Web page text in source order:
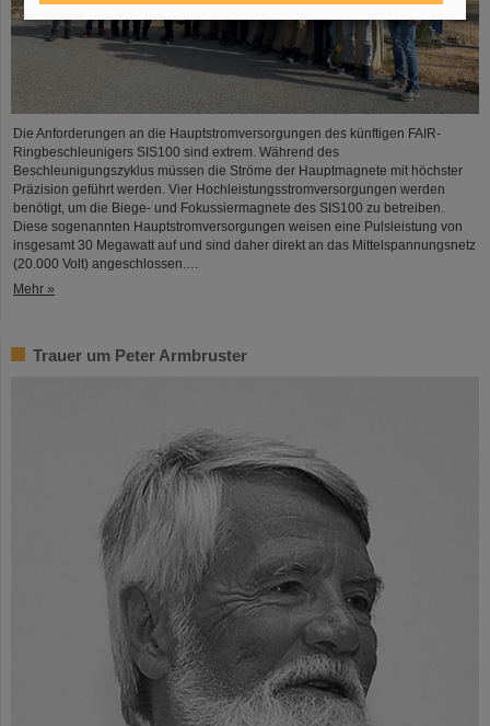
Die Anforderungen an die Hauptstromversorgungen des künftigen FAIR-
Ringbeschleunigers SIS100 sind extrem. Während des
Beschleunigungszyklus müssen die Ströme der Hauptmagnete mit höchster
Präzision geführt werden. Vier Hochleistungsstromversorgungen werden
benötigt, um die Biege- und Fokussiermagnete des SIS100 zu betreiben.
Diese sogenannten Hauptstromversorgungen weisen eine Pulsleistung von
insgesamt 30 Megawatt auf und sind daher direkt an das Mittelspannungsnetz
(20.000 Volt) angeschlossen.…
Mehr »
Trauer um Peter Armbruster